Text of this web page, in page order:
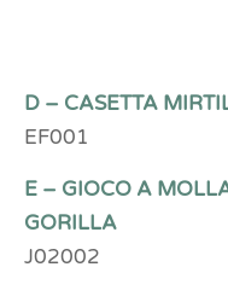
D – CASETTA
EF001
E – GIOCO A
GORILLA
J02002